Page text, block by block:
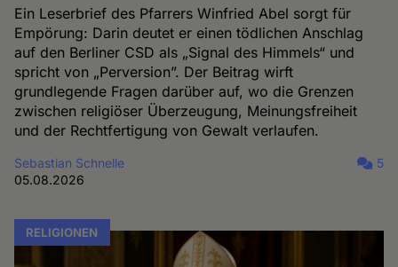
Ein Leserbrief des Pfarrers Winfried Abel sorgt für
Empörung: Darin deutet er einen tödlichen Anschlag
auf den Berliner CSD als „Signal des Himmels“ und
spricht von „Perversion”. Der Beitrag wirft
grundlegende Fragen darüber auf, wo die Grenzen
zwischen religiöser Überzeugung, Meinungsfreiheit
und der Rechtfertigung von Gewalt verlaufen.
Sebastian Schnelle
05.08.2026
5
RELIGIONEN